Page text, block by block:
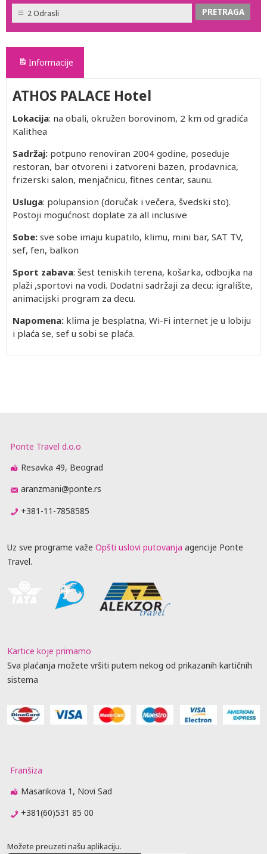
2 Odrasli
Informacije
ATHOS PALACE Hotel
Lokacija: na obali, okružen borovinom, 2 km od gradića
Kalithea
Sadržaj: potpuno renoviran 2004 godine, poseduje
restoran, bar otvoreni i zatvoreni bazen, prodavnica,
frizerski salon, menjačnicu, fitnes centar, saunu.
Usluga: polupansion (doručak i večera, švedski sto).
Postoji mogućnost doplate za all inclusive
Sobe: sve sobe imaju kupatilo, klimu, mini bar, SAT TV,
sef, fen, balkon
Sport zabava: šest teniskih terena, košarka, odbojka na
plaži ,sportovi na vodi. Dodatni sadržaji za decu: igralište,
animacijski program za decu.
Napomena: klima je besplatna, Wi-Fi internet je u lobiju
i plaća se, sef u sobi se plaća.
Ponte Travel d.o.o
Resavka 49, Beograd
aranzmani@ponte.rs
+381-11-7858585
Uz sve programe važe Opšti uslovi putovanja agencije Ponte
Travel.
Kartice koje primamo
Sva plaćanja možete vršiti putem nekog od prikazanih kartičnih
sistema
Franšiza
Masarikova 1, Novi Sad
+381(60)531 85 00
Možete preuzeti našu aplikaciju.